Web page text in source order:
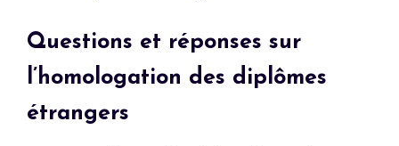
Questions et réponses sur
l’homologation des diplômes
étrangers